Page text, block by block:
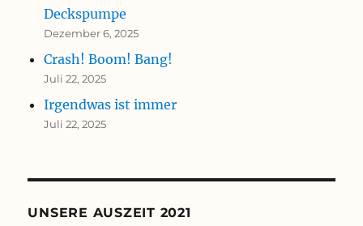
Deckspumpe
Dezember 6, 2025
Crash! Boom! Bang!
Juli 22, 2025
Irgendwas ist immer
Juli 22, 2025
UNSERE AUSZEIT 2021